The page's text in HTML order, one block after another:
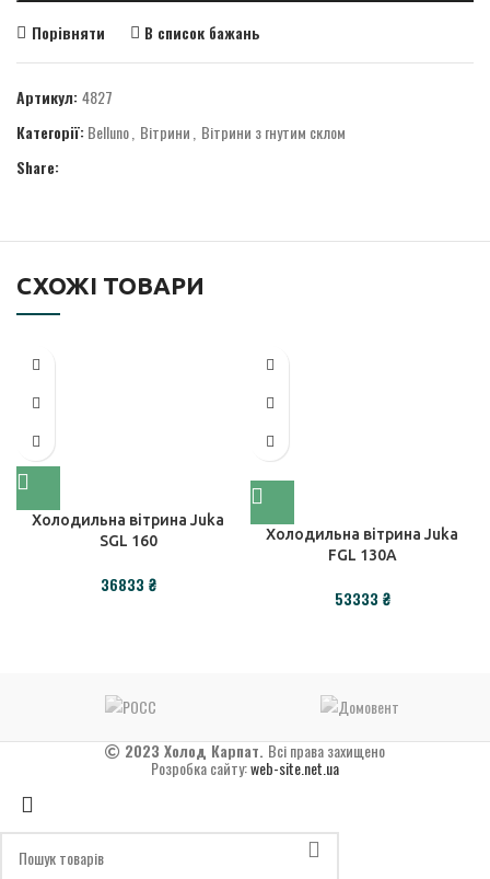
Порівняти
В список бажань
Артикул: 4827
Категорії: Belluno Вітрини Вітрини з гнутим склом
Share:
СХОЖІ ТОВАРИ
Холодильна вітрина Juka
SGL 160
₴
Холодильна вітрина Juka
FGL 130A
₴
2023 Холод Карпат. Всі права захищено
Розробка сайту:web-site.net.ua